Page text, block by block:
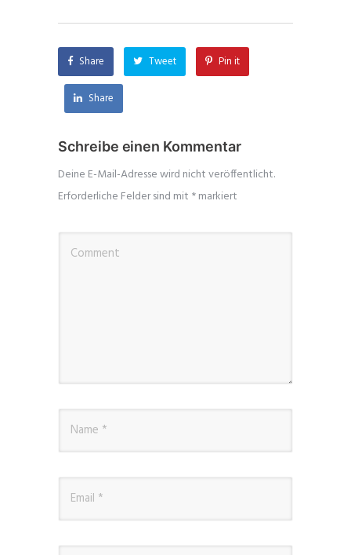
Share Tweet Pin it
Share
Schreibe einen Kommentar
Deine E-Mail-Adresse wird nicht veröffentlicht.
Erforderliche Felder sind mit *markiert